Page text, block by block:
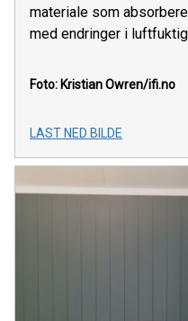
materiale som
med endringer i
Foto: Kristian Owren/ifi.no
LAST NED BILDE